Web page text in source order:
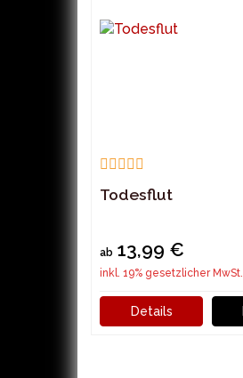
Todesflut
ab 13,99 €
inkl. 19% gesetzlicher MwSt.
Details